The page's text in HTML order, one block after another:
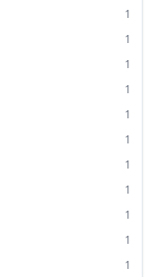
1
1
1
1
1
1
1
1
1
1
1